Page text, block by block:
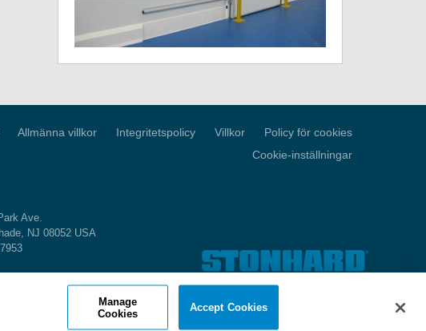
Allmänna villkor Integritetspolicy Villkor
Policy för cookies
Cookie-inställningar
Ave.
NJ 08052 USA
Manage
Cookies
Accept Cookies